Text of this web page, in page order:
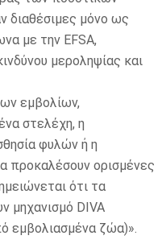
διαθέσιμες μόνο ως
με την EFSA,
μεροληψίας και
εμβολίων,
στελέχη, η
φυλών ή η
προκαλέσουν ορισμένες
ότι τα
μηχανισμό DIVA
εμβολιασμένα ζώα)».